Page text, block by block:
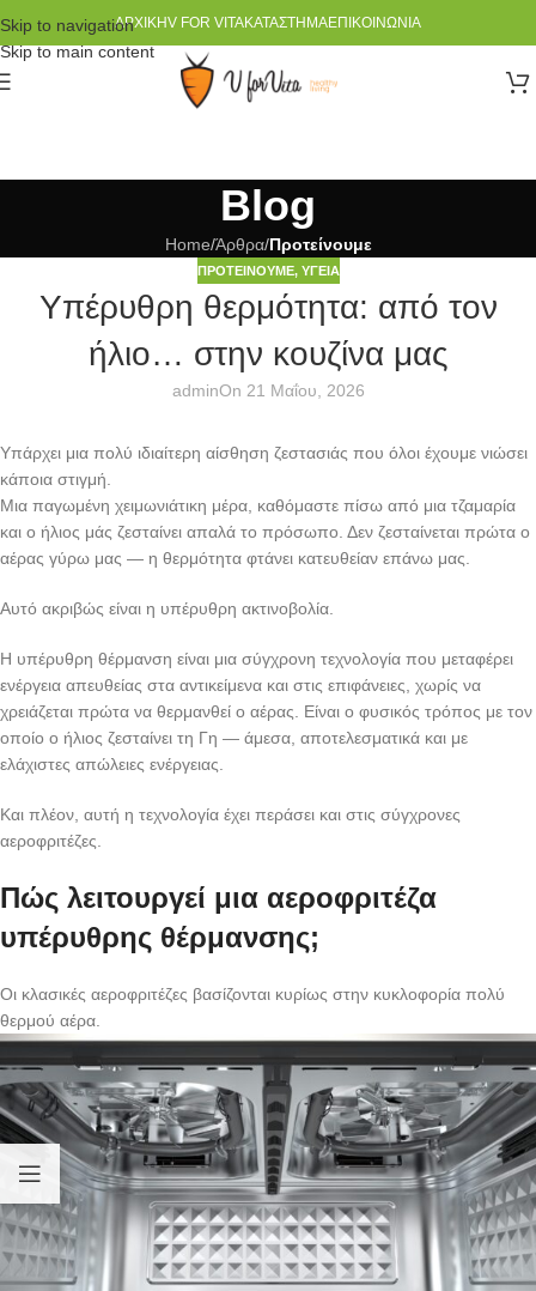
Skip to navigation
Skip to main content
ΑΡΧΙΚΉV FOR VITAΚΑΤΆΣΤΗΜΑΕΠΙΚΟΙΝΩΝΊΑ
Blog
Home/Άρθρα/Προτείνουμε
ΠΡΟΤΕΊΝΟΥΜΕ, ΥΓΕΊΑ
Υπέρυθρη θερμότητα: από τον
ήλιο… στην κουζίνα μας
adminOn 21 Μαΐου, 2026
Υπάρχει μια πολύ ιδιαίτερη αίσθηση ζεστασιάς που όλοι έχουμε νιώσει
κάποια στιγμή.
Μια παγωμένη χειμωνιάτικη μέρα, καθόμαστε πίσω από μια τζαμαρία
και ο ήλιος μάς ζεσταίνει απαλά το πρόσωπο. Δεν ζεσταίνεται πρώτα ο
αέρας γύρω μας — η θερμότητα φτάνει κατευθείαν επάνω μας.
Αυτό ακριβώς είναι η υπέρυθρη ακτινοβολία.
Η υπέρυθρη θέρμανση είναι μια σύγχρονη τεχνολογία που μεταφέρει
ενέργεια απευθείας στα αντικείμενα και στις επιφάνειες, χωρίς να
χρειάζεται πρώτα να θερμανθεί ο αέρας. Είναι ο φυσικός τρόπος με τον
οποίο ο ήλιος ζεσταίνει τη Γη — άμεσα, αποτελεσματικά και με
ελάχιστες απώλειες ενέργειας.
Και πλέον, αυτή η τεχνολογία έχει περάσει και στις σύγχρονες
αεροφριτέζες.
Πώς λειτουργεί μια αεροφριτέζα
υπέρυθρης θέρμανσης;
Οι κλασικές αεροφριτέζες βασίζονται κυρίως στην κυκλοφορία πολύ
θερμού αέρα.